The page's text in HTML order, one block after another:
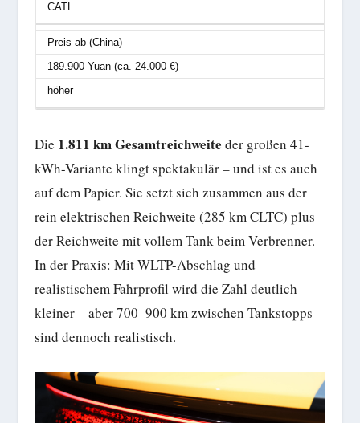
CATL
Preis ab (China)
189.900 Yuan (ca. 24.000 €)
höher
Die 1.811 km Gesamtreichweite der großen 41-
kWh-Variante klingt spektakulär – und ist es auch
auf dem Papier. Sie setzt sich zusammen aus der
rein elektrischen Reichweite (285 km CLTC) plus
der Reichweite mit vollem Tank beim Verbrenner.
In der Praxis: Mit WLTP-Abschlag und
realistischem Fahrprofil wird die Zahl deutlich
kleiner – aber 700–900 km zwischen Tankstopps
sind dennoch realistisch.